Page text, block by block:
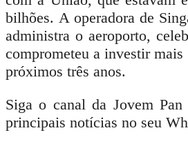
bilhões. A operadora de
administra o aeroporto,
comprometeu a investir
próximos três anos.
Siga o canal da Jovem
principais notícias no seu